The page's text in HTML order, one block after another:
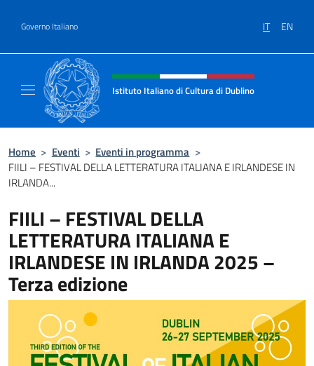
Governo Italiano IT EN
Intestazione sito, social e menù
Istituto Italiano di Cultura di Dublino
Home > Eventi > Eventi in programma >
FIILI – FESTIVAL DELLA LETTERATURA ITALIANA E IRLANDESE IN
IRLANDA...
FIILI – FESTIVAL DELLA
LETTERATURA ITALIANA E
IRLANDESE IN IRLANDA 2025 –
Terza edizione